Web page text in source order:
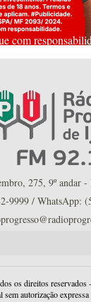
com
275, 9º andar
9999 / WhatsApp:
os direitos reservados
sem autorização